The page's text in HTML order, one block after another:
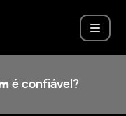
é confiável?